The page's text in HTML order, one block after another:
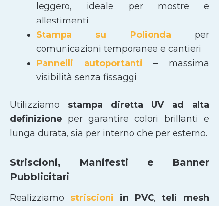
leggero, ideale per mostre e
allestimenti
Stampa su Polionda per
comunicazioni temporanee e cantieri
Pannelli autoportanti – massima
visibilità senza fissaggi
Utilizziamo stampa diretta UV ad alta
definizione per garantire colori brillanti e
lunga durata, sia per interno che per esterno.
Striscioni, Manifesti e Banner
Pubblicitari
Realizziamo striscioni in PVC,teli mesh